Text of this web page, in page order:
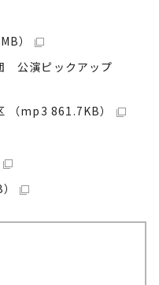
）
公演ピックアップ
（mp3 861.7KB）